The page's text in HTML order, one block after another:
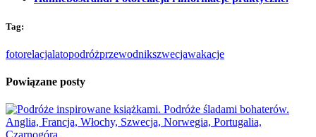
Tag:
fotorelacjalatopodróżprzewodnikszwecjawakacje
Powiązane posty